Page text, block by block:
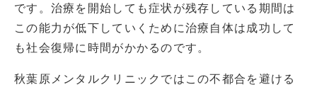
です。治療を開始しても症状が残存している期間は
この能力が低下していくために治療自体は成功して
も社会復帰に時間がかかるのです。
秋葉原メンタルクリニックではこの不都合を避ける